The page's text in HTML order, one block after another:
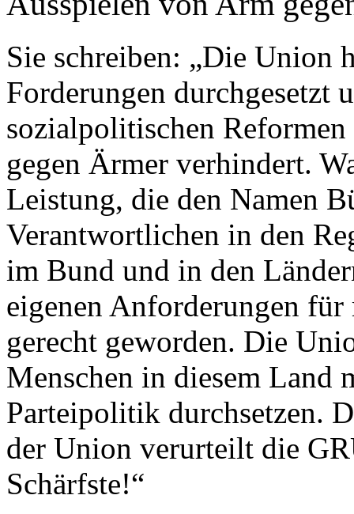
Sie schreiben: „Die Union
Forderungen durchgesetzt
sozialpolitischen
gegen Ärmer verhindert.
Leistung, die den Namen
Verantwortlichen in den
im Bund und in den
eigenen Anforderungen
gerecht geworden. Die
Menschen in diesem Land
Parteipolitik durchsetzen.
der Union verurteilt die
Schärfste!“